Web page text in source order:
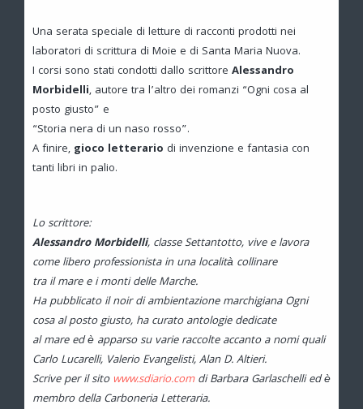
Una serata speciale di letture di racconti prodotti nei
laboratori di scrittura di Moie e di Santa Maria Nuova.
I corsi sono stati condotti dallo scrittore Alessandro
Morbidelli, autore tra l’altro dei romanzi “Ogni cosa al
posto giusto” e
“Storia nera di un naso rosso”.
A finire, gioco letterario di invenzione e fantasia con
tanti libri in palio.
Lo scrittore:
Alessandro Morbidelli, classe Settantotto, vive e lavora
come libero professionista in una località collinare
tra il mare e i monti delle Marche.
Ha pubblicato il noir di ambientazione marchigiana Ogni
cosa al posto giusto, ha curato antologie dedicate
al mare ed è apparso su varie raccolteaccanto a nomi quali
Carlo Lucarelli, Valerio Evangelisti, Alan D. Altieri.
Scrive per il sito www.sdiario.comdi Barbara Garlaschelli ed è
membro della Carboneria Letteraria.